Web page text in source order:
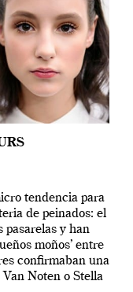
tendencia para
de peinados: el
pasarelas y han
moños’ entre
confirmaban una
Noten o Stella